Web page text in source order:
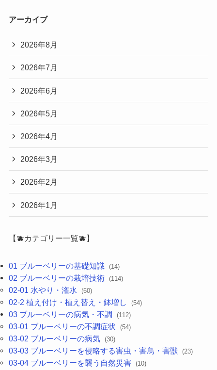
アーカイブ
2026年8月
2026年7月
2026年6月
2026年5月
2026年4月
2026年3月
2026年2月
2026年1月
【🫐カテゴリー一覧🫐】
01 ブルーベリーの基礎知識 (14)
02 ブルーベリーの栽培技術 (114)
02-01 水やり・潅水 (60)
02-2 植え付け・植え替え・鉢増し (54)
03 ブルーベリーの病気・不調 (112)
03-01 ブルーベリーの不調症状 (54)
03-02 ブルーベリーの病気 (30)
03-03 ブルーベリーを侵略する害虫・害鳥・害獣 (23)
03-04 ブルーベリーを襲う自然災害 (10)